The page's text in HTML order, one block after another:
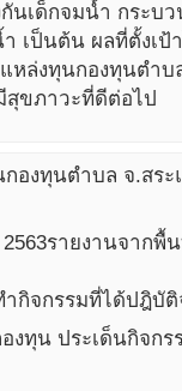
นเด็กจมน้ำ กระบ
เป็นต้น ผลที่ตั้งเป้
ล่งทุนกองทุนตำบ
ขภาวะที่ดีต่อไป
องทุนตำบล จ.สระ
2563รายงานจากพื้น
ำกิจกรรมที่ได้ปฎิบัติ
ทุน ประเด็นกิจก